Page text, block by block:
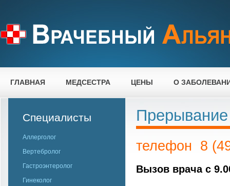
ГЛАВНАЯ МЕДСЕСТРА ЦЕНЫ О
Специалисты
Аллерголог
Вертебролог
Гастроэнтеролог
Гинеколог
телефон 8
Вызов врача c